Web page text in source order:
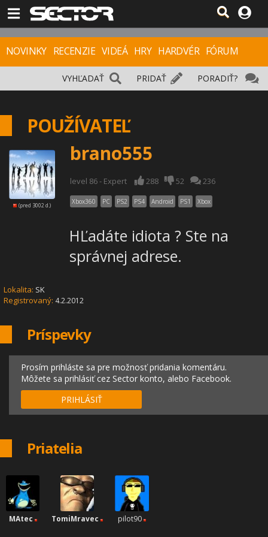
NOVINKY RECENZIE VIDEÁ HRY HARDVÉR FÓRUM
PORADIŤ?
PRIDAŤ
VYHĽADAŤ
POUŽÍVATEĽ
(pred 3002 d.)
brano555
level 86 - Expert 288 52 236
Xbox360 PC PS2 PS4 Android PS1 Xbox
HĽadáte idiota ? Ste na
správnej adrese.
Lokalita: SK
Registrovaný: 4.2.2012
Príspevky
Prosím prihláste sa pre možnosť pridania komentáru.
Môžete sa prihlásiť cez Sector konto, alebo Facebook.
PRIHLÁSIŤ
Priatelia
MAtec TomiMravec pilot90